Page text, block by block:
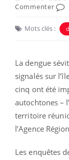
Commenter
Mots clés :
La dengue
signalés sur
cinq ont été
autochtones –
territoire
l’Agence
Les enquêtes